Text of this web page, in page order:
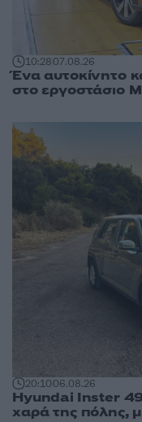
10:2807.08.26
Ένα αυτοκίνητο
στο εργοστάσιο
20:1006.08.26
Hyundai Inster
χαρά της πόλης,